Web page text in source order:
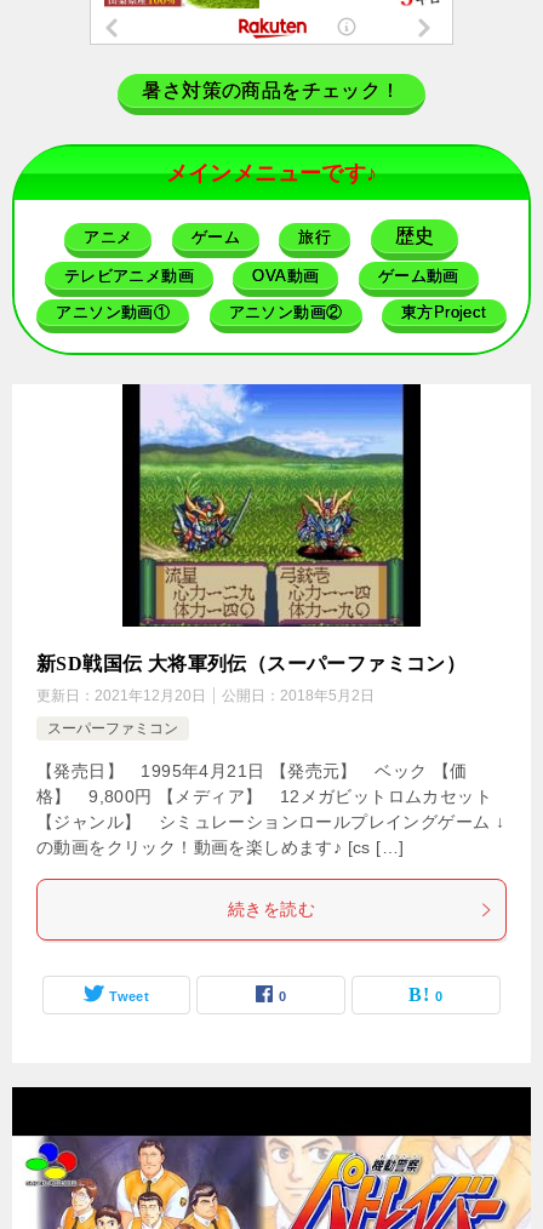
暑さ対策の商品をチェック！
メインメニューです♪
アニメ ゲーム 旅行 歴史
テレビアニメ動画 OVA動画 ゲーム動画
アニソン動画① アニソン動画② 東方Project
新SD戦国伝 大将軍列伝（スーパーファミコン）
更新日： 2021年12月20日 公開日： 2018年5月2日
スーパーファミコン
【発売日】 1995年4月21日 【発売元】 ベック 【価
格】 9,800円 【メディア】 12メガビットロムカセット
【ジャンル】 シミュレーションロールプレイングゲーム ↓
の動画をクリック！動画を楽しめます♪ [cs […]
続きを読む
Tweet 0 0